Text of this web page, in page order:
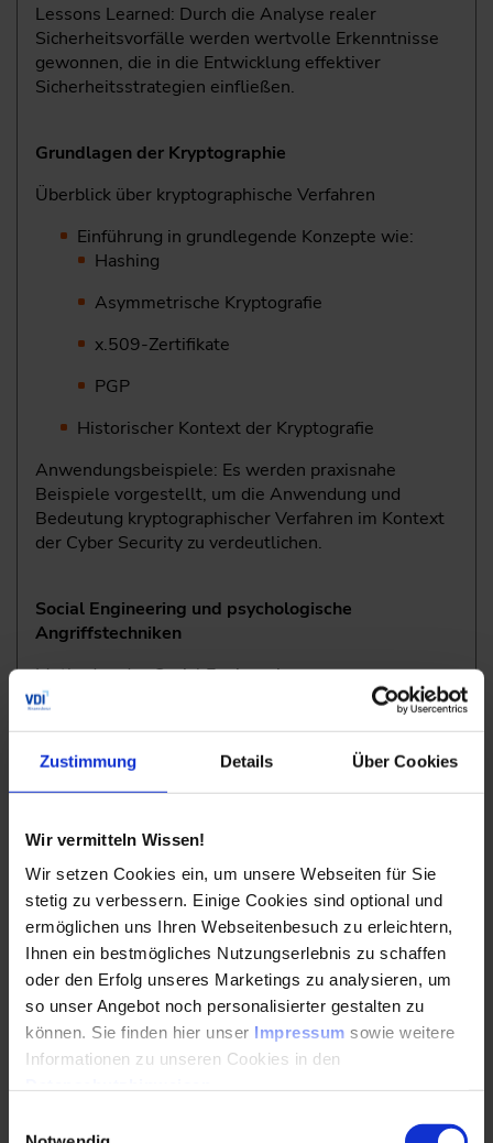
Zustimmung Details Über Cookies
Wir vermitteln Wissen!
Wir setzen Cookies ein, um unsere Webseiten für Sie
stetig zu verbessern. Einige Cookies sind optional und
ermöglichen uns Ihren Webseitenbesuch zu erleichtern,
Ihnen ein bestmögliches Nutzungserlebnis zu schaffen
oder den Erfolg unseres Marketings zu analysieren, um
so unser Angebot noch personalisierter gestalten zu
können. Sie finden hier unser Impressum sowie weitere
Informationen zu unseren Cookies in den
Lessons Learned: Durch die Analyse realer
Sicherheitsvorfälle werden wertvolle Erkenntnisse
gewonnen, die in die Entwicklung effektiver
Sicherheitsstrategien einfließen.
Grundlagen der Kryptographie
Überblick über kryptographische Verfahren
Einführung in grundlegende Konzepte wie:
Hashing
Asymmetrische Kryptografie
x.509-Zertifikate
PGP
Historischer Kontext der Kryptografie
Anwendungsbeispiele: Es werden praxisnahe
Beispiele vorgestellt, um die Anwendung und
Bedeutung kryptographischer Verfahren im Kontext
der Cyber Security zu verdeutlichen.
Social Engineering und psychologische
Angriffstechniken
Methoden des Social Engineering
Phishing
Aufzeigen menschlicher Schwachstellen als
Angriffsvektor
Psychologische Aspekte
Erkennen und Verstehen psychologischer
Manipulationstechniken
Entwicklung wirksamer Schutzmaßnahmen auf
menschlicher Ebene
Seminarleitung